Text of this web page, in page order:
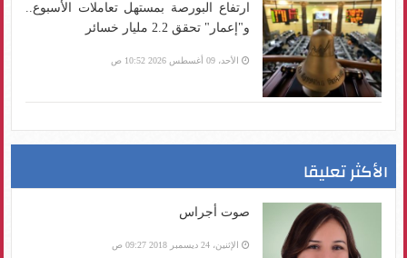
ارتفاع البورصة بمستهل تعاملات الأسبوع..
و"إعمار" تحقق 2.2 مليار خسائر
الأحد، 09 أغسطس 2026 10:52 ص
الأكثر تعليقا
صوت أجراس
الإثنين، 24 ديسمبر 2018 09:27 ص